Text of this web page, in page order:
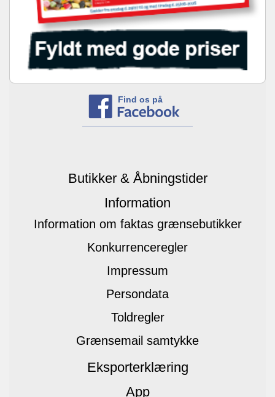
Find os på
Butikker & Åbningstider
Information
Information om faktas grænsebutikker
Konkurrenceregler
Impressum
Persondata
Toldregler
Grænsemail samtykke
Eksporterklæring
App